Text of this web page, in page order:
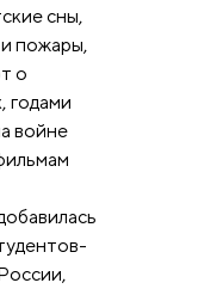
сны,
пожары,
о
годами
войне